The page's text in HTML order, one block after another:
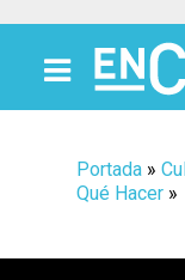
Portada »
Qué Hacer »